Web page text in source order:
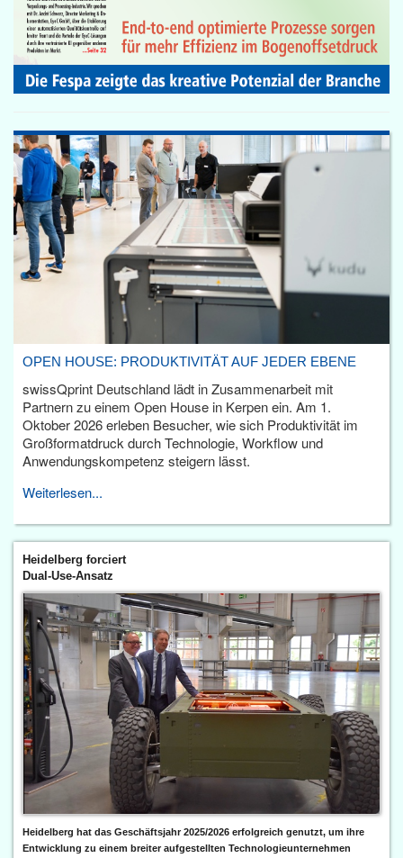
OPEN HOUSE: PRODUKTIVITÄT AUF JEDER EBENE
swissQprint Deutschland lädt in Zusammenarbeit mit
Partnern zu einem Open House in Kerpen ein. Am 1.
Oktober 2026 erleben Besucher, wie sich Produktivität im
Großformatdruck durch Technologie, Workflow und
Anwendungskompetenz steigern lässt.
Weiterlesen...
Heidelberg forciert
Dual-Use-Ansatz
Heidelberg hat das Geschäftsjahr 2025/2026 erfolgreich genutzt, um ihre
Entwicklung zu einem breiter aufgestellten Technologieunternehmen